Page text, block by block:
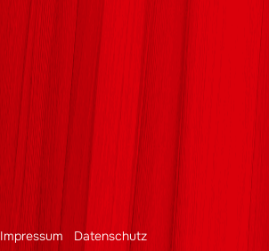
Impressum Datenschutz